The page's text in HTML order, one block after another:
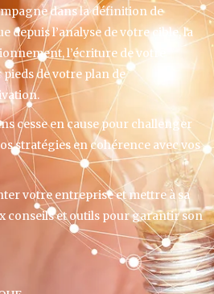
dans la définition de
depuis l’analyse de votre cible, la
l’écriture de votre
de votre plan de
cesse en cause pour challenger
stratégies en cohérence avec vos
votre entreprise et mettre à sa
conseils et outils pour garantir son